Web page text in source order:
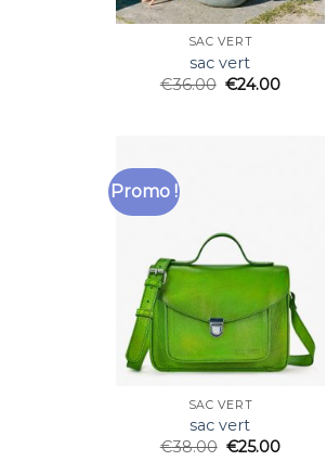
SAC VERT
sac vert
€36.00 €24.00
Promo !
SAC VERT
sac vert
€38.00 €25.00